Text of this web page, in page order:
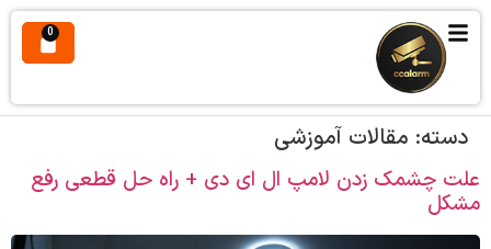
0
دسته: مقالات آموزشی
علت چشمک زدن لامپ ال ای دی + راه حل قطعی رفع
مشکل